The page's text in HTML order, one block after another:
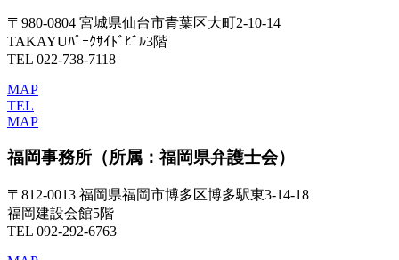
〒980-0804 宮城県仙台市青葉区大町2-10-14
TAKAYUﾊﾟｰｸｻｲﾄﾞﾋﾞﾙ3階
TEL 022-738-7118
MAP
TEL
MAP
福岡事務所 （所属：福岡県弁護士会）
〒812-0013 福岡県福岡市博多区博多駅東3-14-18
福岡建設会館5階
TEL 092-292-6763